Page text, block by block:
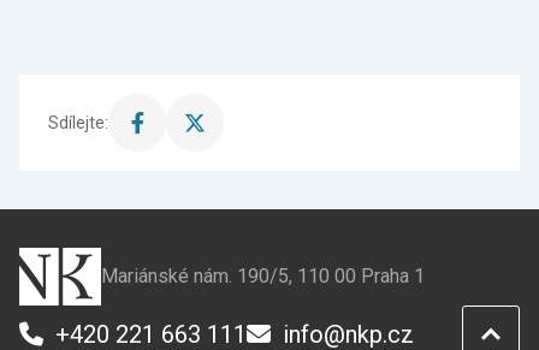
Sdílejte:
Sdílet
Sdílet
Mariánské nám. 190/5, 110 00 Praha 1
+420 221 663 111 info@nkp.cz